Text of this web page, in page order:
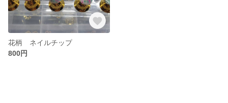
花柄 ネイルチップ
800円